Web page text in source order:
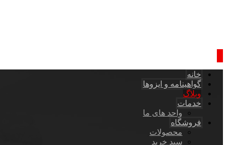
خانه
گواهینامه و ایزوها
وبلاگ
خدمات
واحد های ما
فروشگاه
محصولات
سبد خرید